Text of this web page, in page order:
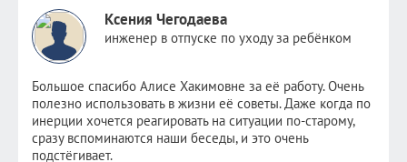
силах, обратилась к Алисе.
После консультаций в голове отложились рекомендации
психолога, старалась следовать всем советам, но сердцу
не прикажешь: по-прежнему было очень больно видеть
новые отношения прежде любимого человека. Но потом
я и сама не заметила как стала снова видеть других
парней. Как открыла ранее заблокированные страницы.
Как мне стало не совсем безразлично, но значительно
легче. Как мне снова стало нравиться держать кого-то
Ксения Чегодаева
инженер в отпуске по уходу за ребёнком
Большое спасибо Алисе Хакимовне за её работу. Очень
полезно использовать в жизни её советы. Даже когда по
инерции хочется реагировать на ситуации по-старому,
сразу вспоминаются наши беседы, и это очень
подстёгивает.